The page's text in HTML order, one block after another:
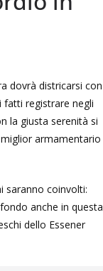
dovrà districarsi con
registrare negli
la giusta serenità si
armamentario
saranno coinvolti:
anche in questa
dello Essener